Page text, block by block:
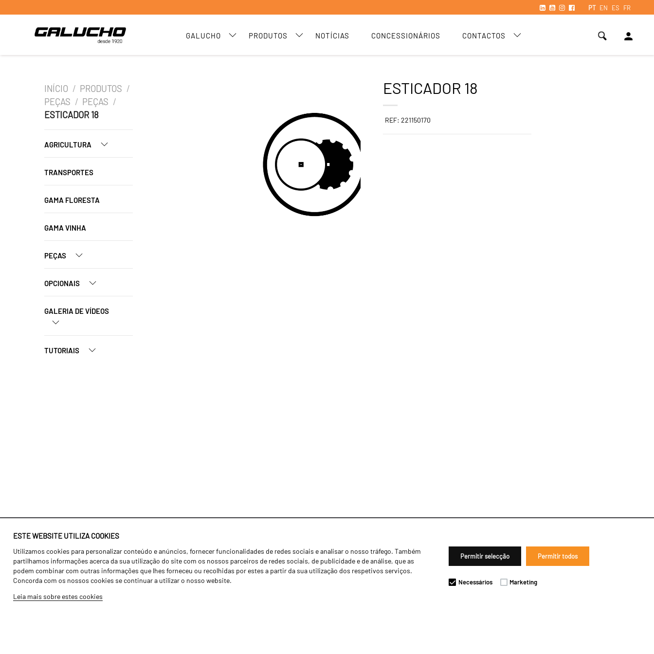
PT EN ES FR
GALUCHO PRODUTOS NOTÍCIAS CONCESSIONÁRIOS CONTACTOS person
ESTE WEBSITE UTILIZA COOKIES
Utilizamos cookies para personalizar conteúdo e anúncios, fornecer funcionalidades de redes sociais e analisar o nosso tráfego. Também
partilhamos informações acerca da sua utilização do site com os nossos parceiros de redes sociais, de publicidade e de análise, que as
podem combinar com outras informações que lhes forneceu ou recolhidas por estes a partir da sua utilização dos respetivos serviços.
Concorda com os nossos cookies se continuar a utilizar o nosso website.
Leia mais sobre estes cookies
Permitir selecção Permitir todos
Necessários Marketing
INÍCIO / PRODUTOS /
PEÇAS / PEÇAS /
ESTICADOR 18
AGRICULTURA
TRANSPORTES
GAMA FLORESTA
GAMA VINHA
PEÇAS
OPCIONAIS
GALERIA DE VÍDEOS
TUTORIAIS
ESTICADOR 18
REF: 221150170
Identidade
História
Fábrica / Produção
Recursos Humanos
Agricultura
Transportes
Gama Floresta
Notícias
Concessionários